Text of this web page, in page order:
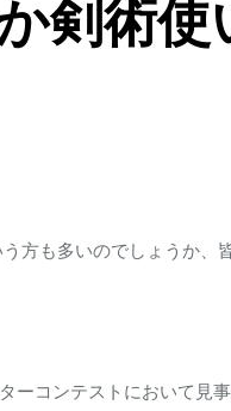
で
忍
い
歪
剣術
方も多いのでしょうか、
ーコンテストにおいて見